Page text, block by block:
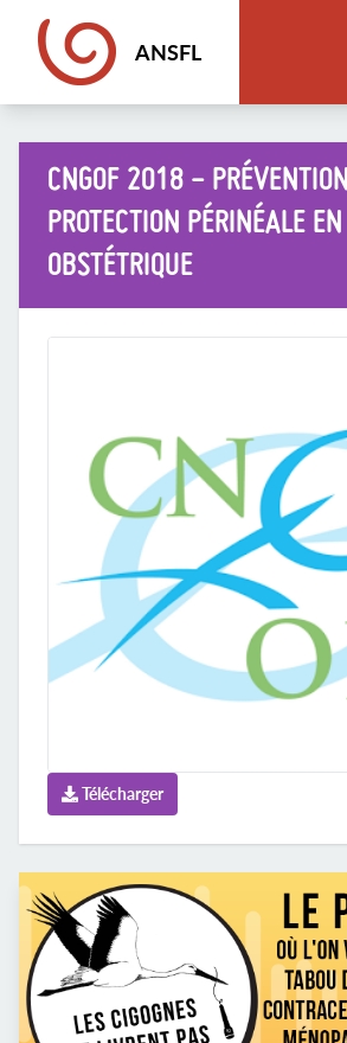
ANSFL
CNGOF 2018 -
PROTECTION PÉRINÉALE EN
OBSTÉTRIQUE
Télécharger